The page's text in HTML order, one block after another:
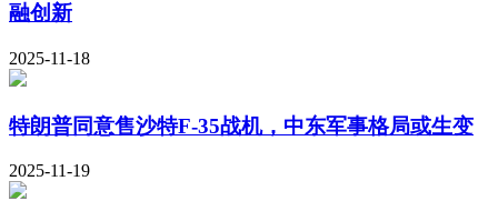
融创新
2025-11-18
特朗普同意售沙特F-35战机，中东军事格局或生变
2025-11-19